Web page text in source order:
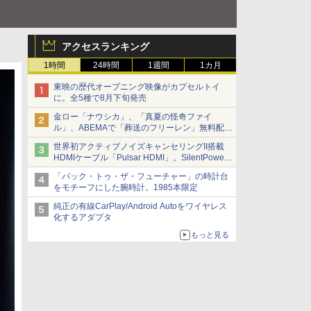
アクセスランキング
1時間 24時間 1週間 1カ月
東映の歴代オープニング映像がカプセルトイ
に。全5種で8月下旬発売
金ロー「ナウシカ」、「真夏の怪奇ファイ
ル」、ABEMAで「葬送のフリーレン」無料配信
など。夏の特番・配信情報
世界初アクティブノイズキャンセリングII搭載
HDMIケーブル「Pulsar HDMI」。SilentPower
から
「バック・トゥ・ザ・フューチャー」の時計台
をモチーフにした腕時計。1985本限定
純正の有線CarPlay/Android Autoをワイヤレス
化するアダプタ
もっと見る